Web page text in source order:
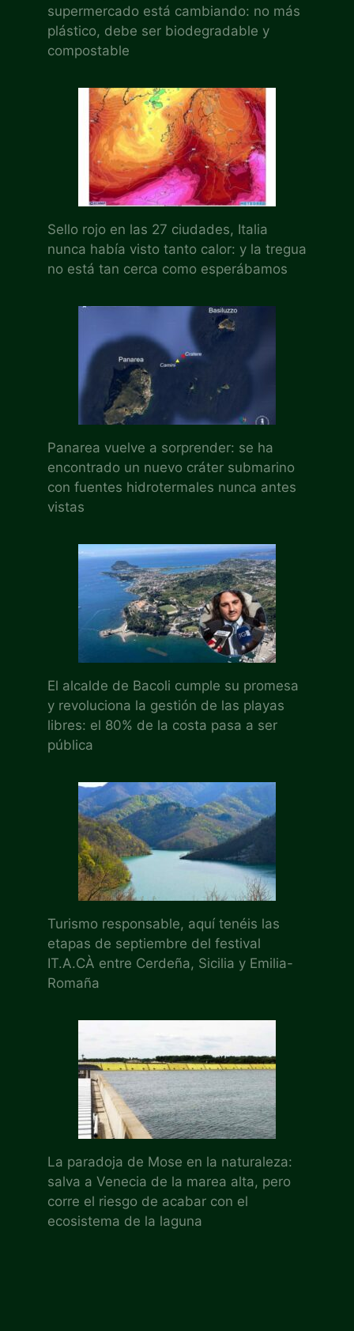
supermercado está cambiando: no más
plástico, debe ser biodegradable y
compostable
Sello rojo en las 27 ciudades, Italia
nunca había visto tanto calor: y la tregua
no está tan cerca como esperábamos
Panarea vuelve a sorprender: se ha
encontrado un nuevo cráter submarino
con fuentes hidrotermales nunca antes
vistas
El alcalde de Bacoli cumple su promesa
y revoluciona la gestión de las playas
libres: el 80% de la costa pasa a ser
pública
Turismo responsable, aquí tenéis las
etapas de septiembre del festival
IT.A.CÀ entre Cerdeña, Sicilia y Emilia-
Romaña
La paradoja de Mose en la naturaleza:
salva a Venecia de la marea alta, pero
corre el riesgo de acabar con el
ecosistema de la laguna